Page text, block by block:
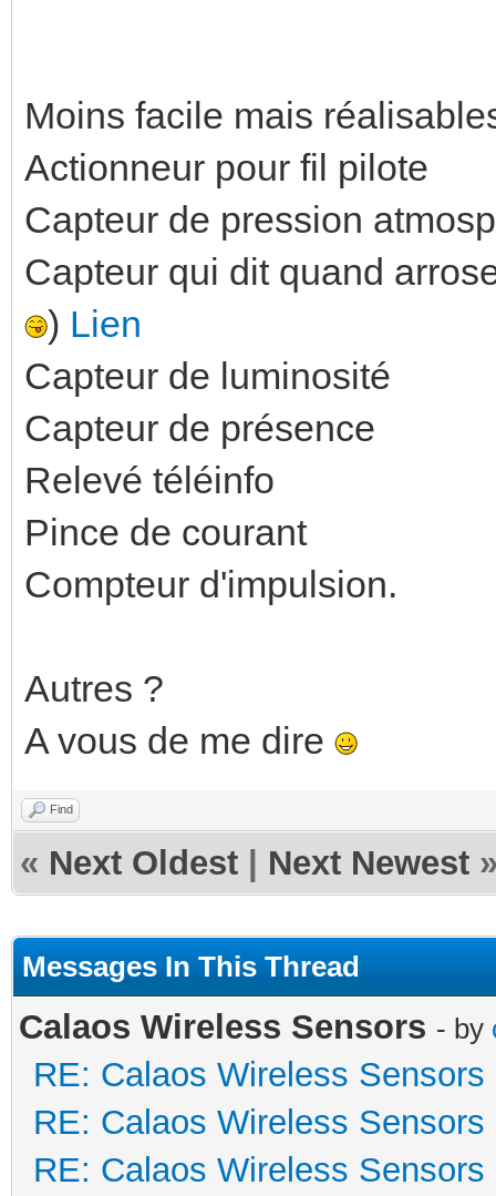
Moins facile mais
Actionneur pour fil pilote
Capteur de pression
Capteur qui dit quand
) Lien
Capteur de luminosité
Capteur de présence
Relevé téléinfo
Pince de courant
Compteur d'impulsion.
Autres ?
A vous de me dire
Find
« Next Oldest Next Newest
Messages In This Thread
Calaos Wireless Sensors - by
RE: Calaos Wireless Sensors
RE: Calaos Wireless Sensors
RE: Calaos Wireless Sensors